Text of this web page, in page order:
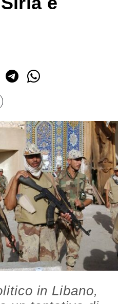
in Libano,